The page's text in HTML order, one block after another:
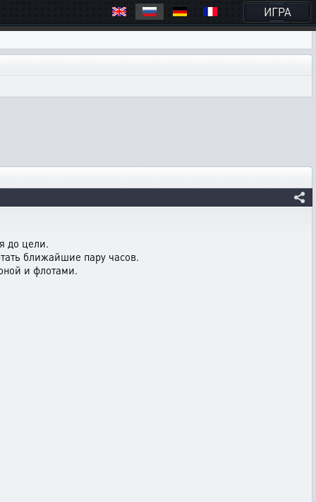
ИГРА
до цели.
ближайшие пару часов.
и флотами.